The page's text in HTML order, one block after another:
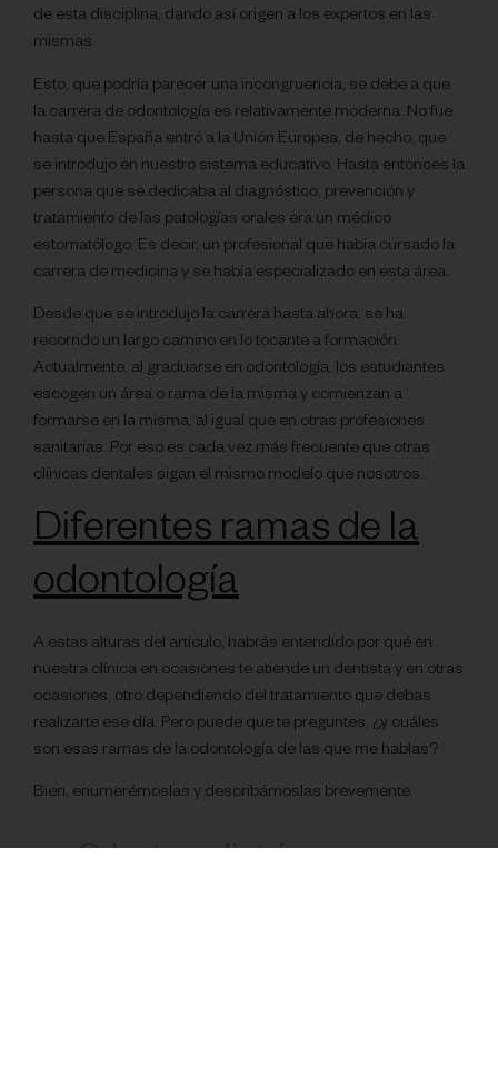
de esta disciplina, dando así origen a los expertos en las
mismas.
Esto, que podría parecer una incongruencia, se debe a que
la carrera de odontología es relativamente moderna. No fue
hasta que España entró a la Unión Europea, de hecho, que
se introdujo en nuestro sistema educativo. Hasta entonces la
persona que se dedicaba al diagnóstico, prevención y
tratamiento de las patologías orales era un médico
estomatólogo. Es decir, un profesional que había cursado la
carrera de medicina y se había especializado en esta área.
Desde que se introdujo la carrera hasta ahora, se ha
recorrido un largo camino en lo tocante a formación.
Actualmente, al graduarse en odontología, los estudiantes
escogen un área o rama de la misma y comienzan a
formarse en la misma, al igual que en otras profesiones
sanitarias. Por eso es cada vez más frecuente que otras
clínicas dentales sigan el mismo modelo que nosotros.
Diferentes ramas de la
odontología
A estas alturas del artículo, habrás entendido por qué en
nuestra clínica en ocasiones te atiende un dentista y en otras
ocasiones, otro dependiendo del tratamiento que debas
realizarte ese día. Pero puede que te preguntes, ¿y cuáles
son esas ramas de la odontología de las que me hablas?
Bien, enumerémoslas y describámoslas brevemente: